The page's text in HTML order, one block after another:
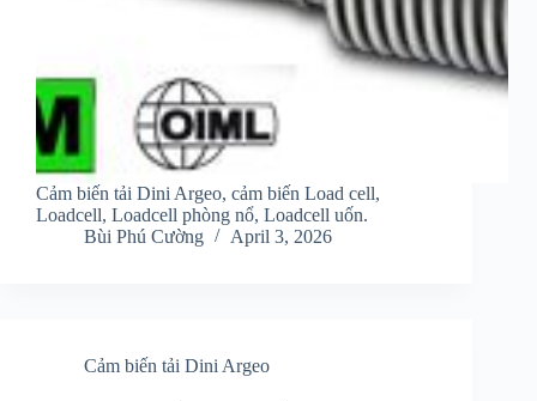
Cảm biến tải Dini Argeo, cảm biến Load cell,
Loadcell, Loadcell phòng nổ, Loadcell uốn.
Bùi Phú Cường
April 3, 2026
Cảm biến tải Dini Argeo